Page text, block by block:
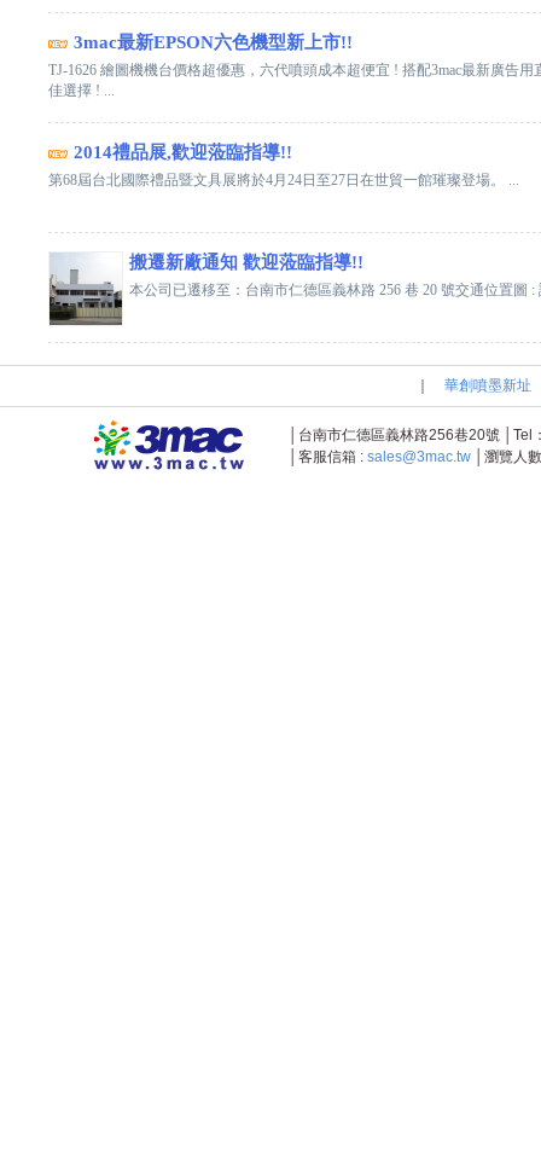
3mac最新EPSON六色機型新上市!!
TJ-1626 繪圖機機台價格超優惠，六代噴頭成本超便宜 ! 搭配3mac最新廣告
佳選擇 ! ...
2014禮品展,歡迎蒞臨指導!!
第68屆台北國際禮品暨文具展將於4月24日至27日在世貿一館璀璨登場。 ...
搬遷新廠通知 歡迎蒞臨指導!!
本公司已遷移至：台南市仁德區義林路 256 巷 20 號交通位置圖 :
華創噴墨新址
│台南市仁德區義林路256巷20號
│客服信箱 : sales@3mac.tw │瀏覽人